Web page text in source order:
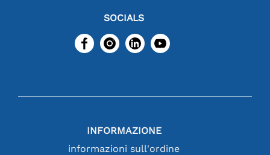
SOCIALS
INFORMAZIONE
informazioni sull'ordine